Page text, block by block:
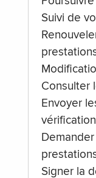
Suivi de
Consulter
Envoyer
vérification
Signer la